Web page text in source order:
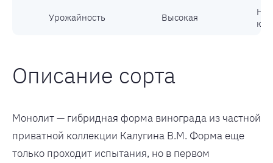
Урожайность Высокая
Описание сорта
Монолит — гибридная форма винограда из частной
приватной коллекции Калугина В.М. Форма еще
только проходит испытания, но в первом